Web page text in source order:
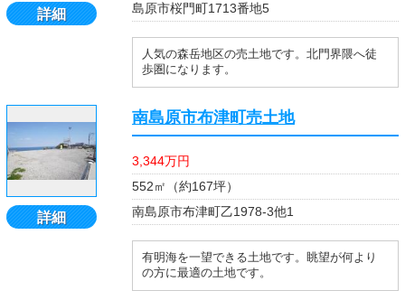
詳細
島原市桜門町1713番地5
人気の森岳地区の売土地です。北門界隈へ徒
歩圏になります。
詳細
南島原市布津町売土地
3,344万円
552㎡（約167坪）
南島原市布津町乙1978-3他1
有明海を一望できる土地です。眺望が何より
の方に最適の土地です。